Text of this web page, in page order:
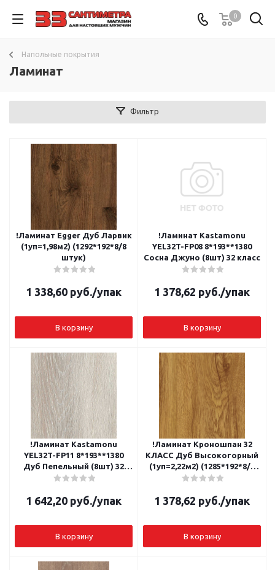
0
Напольные покрытия
Ламинат
Фильтр
!Ламинат Egger Дуб Ларвик
(1уп=1,98м2) (1292*192*8/8
штук)
1 338,60 руб./упак
В корзину
!Ламинат Kastamonu
YEL32T-FP08 8*193**1380
Сосна Джуно (8шт) 32 класс
1 378,62 руб./упак
В корзину
!Ламинат Kastamonu
YEL32T-FP11 8*193**1380
Дуб Пепельный (8шт) 32
класс
1 642,20 руб./упак
В корзину
!Ламинат Кроношпан 32
КЛАСС Дуб Высокогорный
(1уп=2,22м2) (1285*192*8/9
штук)
1 378,62 руб./упак
В корзину